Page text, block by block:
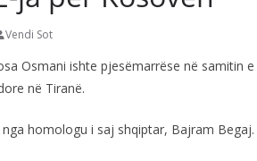
Vendi Sot
Osmani ishte pjesëmarrëse në samitin
në Tiranë.
homologu i saj shqiptar, Bajram Begaj.